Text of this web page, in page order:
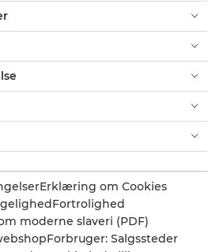
Erklæring om Cookies
Fortrolighed
moderne slaveri (PDF)
Forbruger: Salgssteder